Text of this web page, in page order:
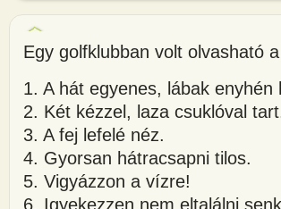
Egy golfklubban volt olvasható
1. A hát egyenes, lábak
2. Két kézzel, laza csuklóval
3. A fej lefelé néz.
4. Gyorsan hátracsapni tilos.
5. Vigyázzon a vízre!
6. Igyekezzen nem eltalálni